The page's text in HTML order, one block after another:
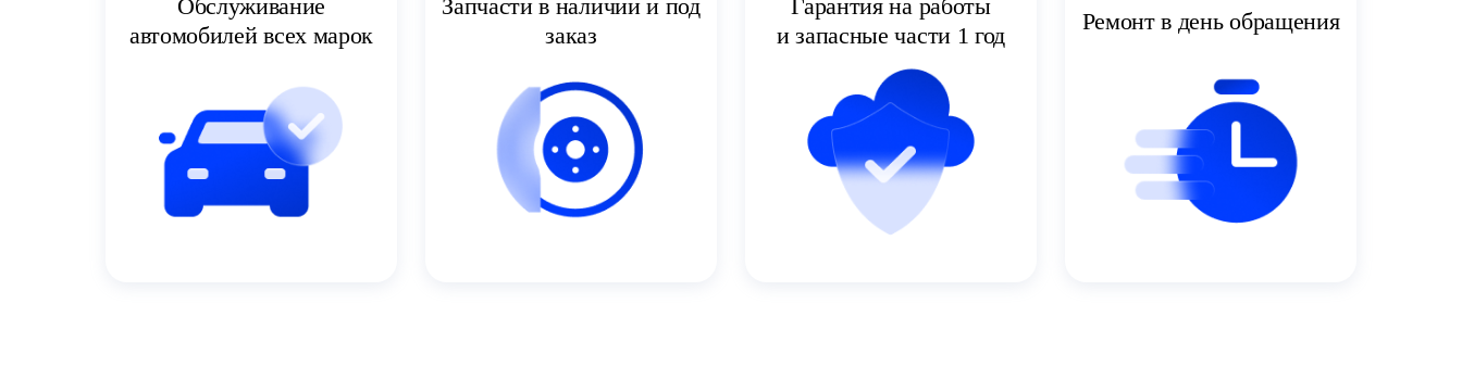
Обслуживание
автомобилей всех марок
Запчасти в наличии и под
заказ
Гарантия на работы
и запасные части 1 год
Ремонт в день обращения